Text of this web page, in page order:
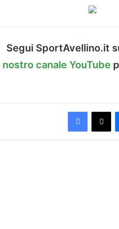
Segui SportAvellino.it
nostro canale YouTube
Facebook
X